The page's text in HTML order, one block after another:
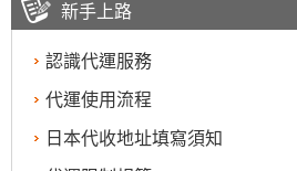
新手上路
認識代運服務
代運使用流程
日本代收地址填寫須知